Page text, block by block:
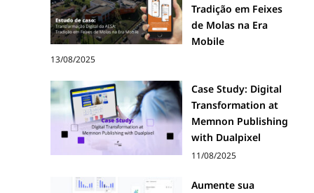
m
Tradição em Feixes
de Molas na Era
Mobile
13/08/2025
Case Study: Digital
Transformation at
Memnon Publishing
with Dualpixel
11/08/2025
Aumente sua